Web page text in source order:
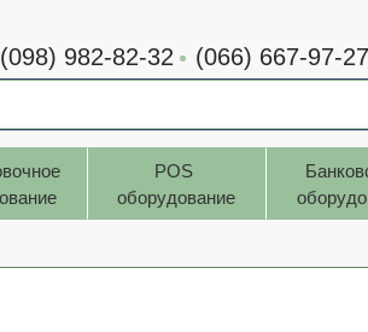
(098) 982-82-32 (066) 667-97-27
POS
оборудование